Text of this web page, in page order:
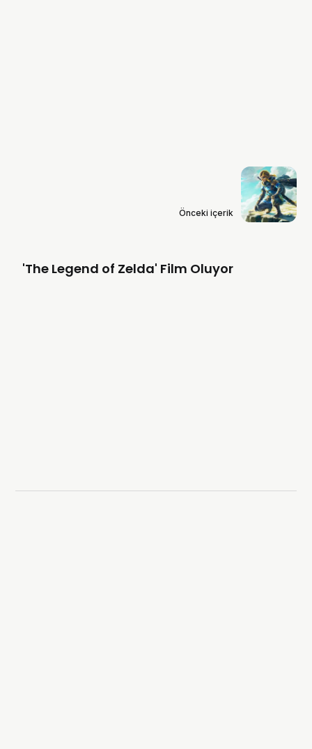
Önceki içerik
'The Legend of Zelda' Film Oluyor